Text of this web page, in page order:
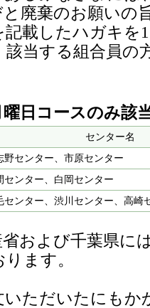
と廃棄のお願いの
記載したハガキを
当する組合員の
日コースのみ該
センター名
野センター、市原センター
センター、白岡センター
センター、渋川センター、高崎
および千葉県に
ます。
ただいたにもか